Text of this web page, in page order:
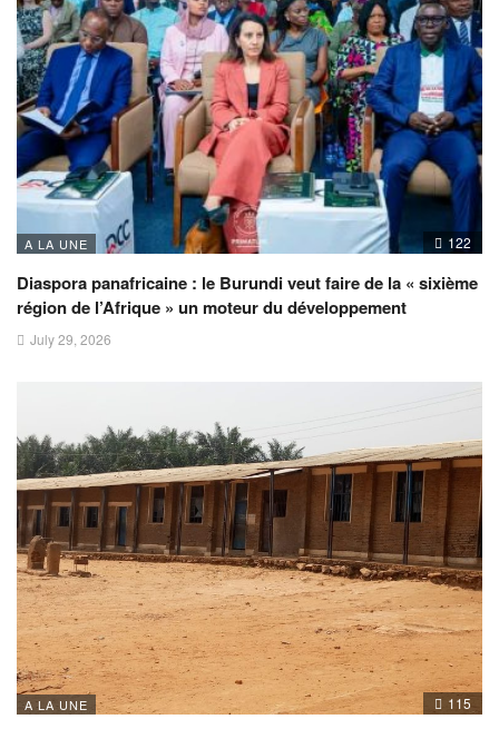
A LA UNE 122
Diaspora panafricaine : le Burundi veut faire de la « sixième
région de l’Afrique » un moteur du développement
July 29, 2026
A LA UNE 115